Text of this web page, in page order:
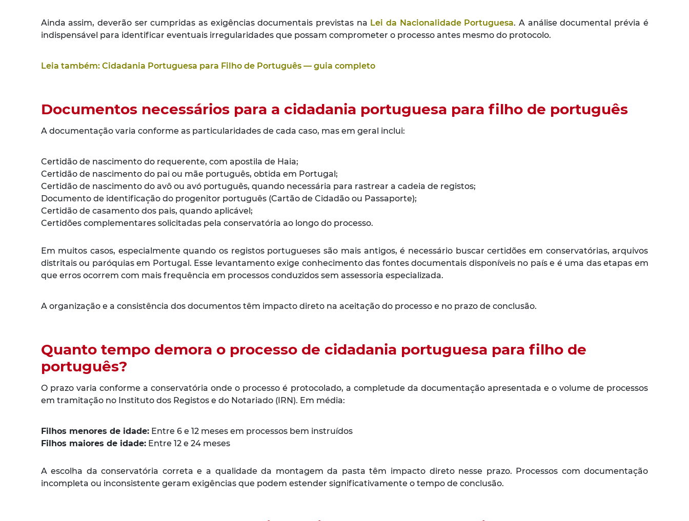
Ainda assim, deverão ser cumpridas as exigências documentais previstas na Lei da Nacionalidade Portuguesa. A análise documental prévia é
indispensável para identificar eventuais irregularidades que possam comprometer o processo antes mesmo do protocolo.
Leia também: Cidadania Portuguesa para Filho de Português — guia completo
Documentos necessários para a cidadania portuguesa para filho de português
A documentação varia conforme as particularidades de cada caso, mas em geral inclui:
Certidão de nascimento do requerente, com apostila de Haia;
Certidão de nascimento do pai ou mãe português, obtida em Portugal;
Certidão de nascimento do avô ou avó português, quando necessária para rastrear a cadeia de registos;
Documento de identificação do progenitor português (Cartão de Cidadão ou Passaporte);
Certidão de casamento dos pais, quando aplicável;
Certidões complementares solicitadas pela conservatória ao longo do processo.
Em muitos casos, especialmente quando os registos portugueses são mais antigos, é necessário buscar certidões em conservatórias, arquivos
distritais ou paróquias em Portugal. Esse levantamento exige conhecimento das fontes documentais disponíveis no país e é uma das etapas em
que erros ocorrem com mais frequência em processos conduzidos sem assessoria especializada.
A organização e a consistência dos documentos têm impacto direto na aceitação do processo e no prazo de conclusão.
Quanto tempo demora o processo de cidadania portuguesa para filho de
português?
O prazo varia conforme a conservatória onde o processo é protocolado, a completude da documentação apresentada e o volume de processos
em tramitação no Instituto dos Registos e do Notariado (IRN). Em média:
Filhos menores de idade:Entre 6 e 12 meses em processos bem instruídos
Filhos maiores de idade:Entre 12 e 24 meses
A escolha da conservatória correta e a qualidade da montagem da pasta têm impacto direto nesse prazo. Processos com documentação
incompleta ou inconsistente geram exigências que podem estender significativamente o tempo de conclusão.